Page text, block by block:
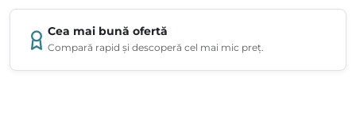
Cea mai bună ofertă
Compară rapid și descoperă cel mai mic preț.